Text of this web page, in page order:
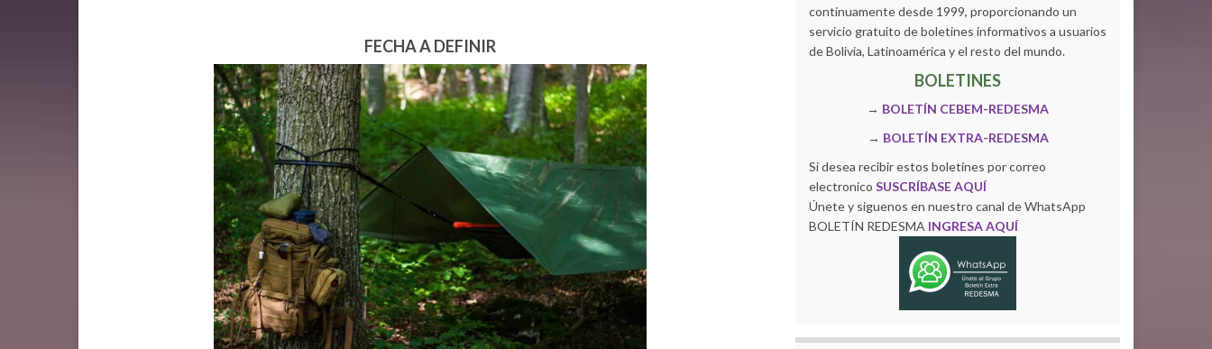
FECHA A DEFINIR
continuamente desde 1999, proporcionando un
servicio gratuito de boletines informativos a usuarios
de Bolivia, Latinoamérica y el resto del mundo.
BOLETINES
→ BOLETÍN CEBEM-REDESMA
→ BOLETÍN EXTRA-REDESMA
Si desea recibir estos boletines por correo
electronico SUSCRÍBASE AQUÍ
Únete y siguenos en nuestro canal de WhatsApp
BOLETÍN REDESMA INGRESA AQUÍ